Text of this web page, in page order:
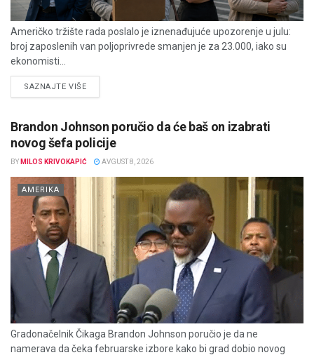
Američko tržište rada poslalo je iznenađujuće upozorenje u julu:
broj zaposlenih van poljoprivrede smanjen je za 23.000, iako su
ekonomisti...
SAZNAJTE VIŠEDETAILS
Brandon Johnson poručio da će baš on izabrati
novog šefa policije
BY MILOS KRIVOKAPIĆ AVGUST 8, 2026
AMERIKA
Gradonačelnik Čikaga Brandon Johnson poručio je da ne
namerava da čeka februarske izbore kako bi grad dobio novog